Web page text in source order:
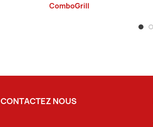
LIRE LA SUITE
ComboGrill
CONTACTEZ NOUS